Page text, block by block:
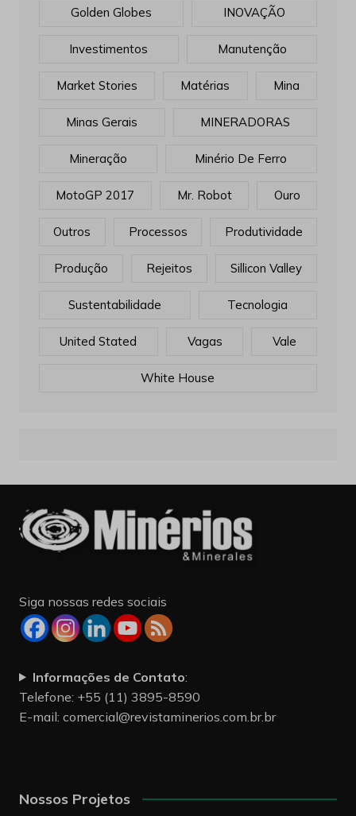
Golden Globes INOVAÇÃO
Investimentos Manutenção
Market Stories Matérias Mina
Minas Gerais MINERADORAS
Mineração Minério De Ferro
MotoGP 2017 Mr. Robot Ouro
Outros Processos Produtividade
Produção Rejeitos Sillicon Valley
Sustentabilidade Tecnologia
United Stated Vagas Vale
White House
Siga nossas redes sociais
Informações de Contato:
Telefone: +55 (11) 3895-8590
E-mail: comercial@revistaminerios.com.br.br
Nossos Projetos